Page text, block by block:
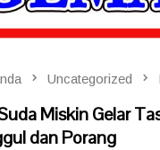
Uncategorized
Miskin Gelar
dan Porang